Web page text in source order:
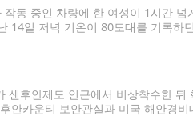
동 중인 차량에 한 여성이 1시간 넘
14일 저녁 기온이 80도대를 기록하
후안제도 인근에서 비상착수한 뒤
카운티 보안관실과 미국 해안경비